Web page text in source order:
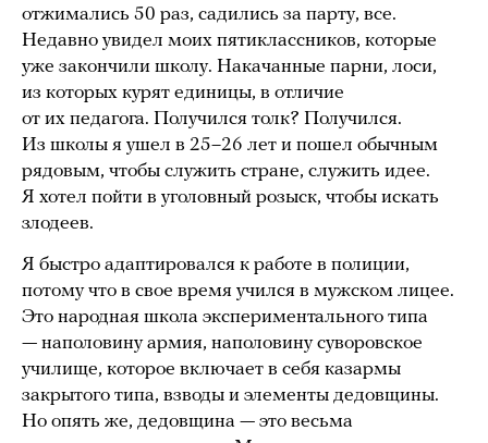
отжимались 50 раз, садились за парту, все.
Недавно увидел моих пятиклассников, которые
уже закончили школу. Накачанные парни, лоси,
из которых курят единицы, в отличие
от их педагога. Получился толк? Получился.
Из школы я ушел в 25–26 лет и пошел обычным
рядовым, чтобы служить стране, служить идее.
Я хотел пойти в уголовный розыск, чтобы искать
злодеев.
Я быстро адаптировался к работе в полиции,
потому что в свое время учился в мужском лицее.
Это народная школа экспериментального типа
— наполовину армия, наполовину суворовское
училище, которое включает в себя казармы
закрытого типа, взводы и элементы дедовщины.
Но опять же, дедовщина — это весьма